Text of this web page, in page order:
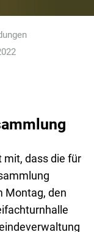
mit, dass die für
Montag, den